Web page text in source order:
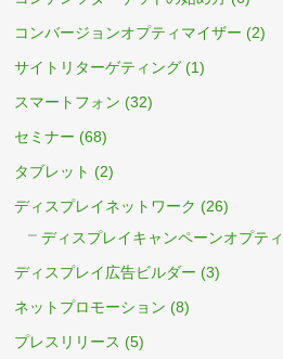
コンバージョンオプティマイザー (2)
サイトリターゲティング (1)
スマートフォン (32)
セミナー (68)
タブレット (2)
ディスプレイネットワーク (26)
ディスプレイキャンペーンオプテ
ディスプレイ広告ビルダー (3)
ネットプロモーション (8)
プレスリリース (5)